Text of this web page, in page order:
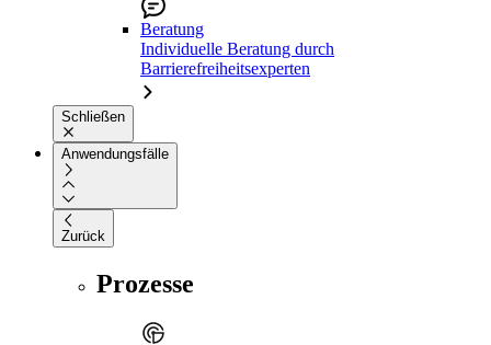
Beratung
Individuelle Beratung durch
Barrierefreiheitsexperten
Schließen
Anwendungsfälle
Zurück
Prozesse